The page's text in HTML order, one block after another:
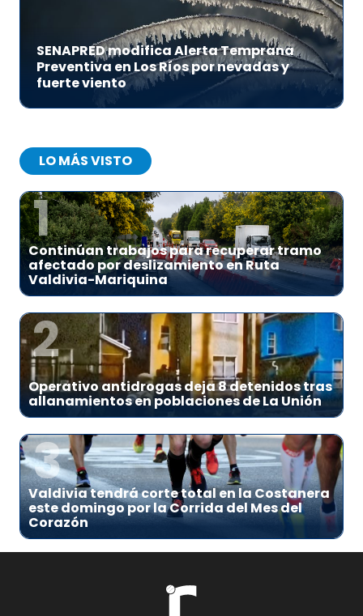
SENAPRED modifica Alerta Temprana
Preventiva en Los Ríos por nevadas y
fuerte viento
LO MÁS VISTO
1
Continúan trabajos para recuperar tramo
afectado por deslizamiento en Ruta
Valdivia-Mariquina
2
Operativo antidrogas deja 8 detenidos tras
allanamientos en poblaciones de La Unión
3
Valdivia tendrá corte total en la Costanera
este domingo por la Corrida del Mes del
Corazón